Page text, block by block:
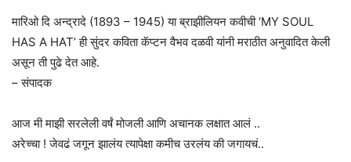
मारिओ दि अन्द्रादे (1893 – 1945) या ब्राझीलियन कवीची ‘MY SOUL
HAS A HAT’ ही सुंदर कविता कॅप्टन वैभव दळवी यांनी मराठीत अनुवादित केली
असून ती पुढे देत आहे.
– संपादक
आज मी माझी सरलेली वर्षं मोजली आणि अचानक लक्षात आलं ..
अरेच्चा ! जेवढं जगून झालंय त्यापेक्षा कमीच उरलंय की जगायचं..